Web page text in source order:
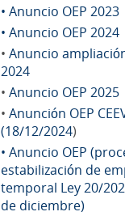
• Anuncio OEP 2023
• Anuncio OEP 2024
• Anuncio
2024
• Anuncio OEP 2025
• Anunción OEP
(18/12/2024)
• Anuncio OEP
estabilización de
temporal Ley 20/
de diciembre)